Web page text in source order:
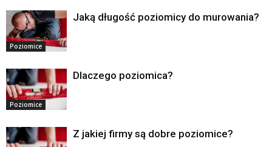
Poziomice
Jaką długość poziomicy do murowania?
Poziomice
Dlaczego poziomica?
Z jakiej firmy są dobre poziomice?